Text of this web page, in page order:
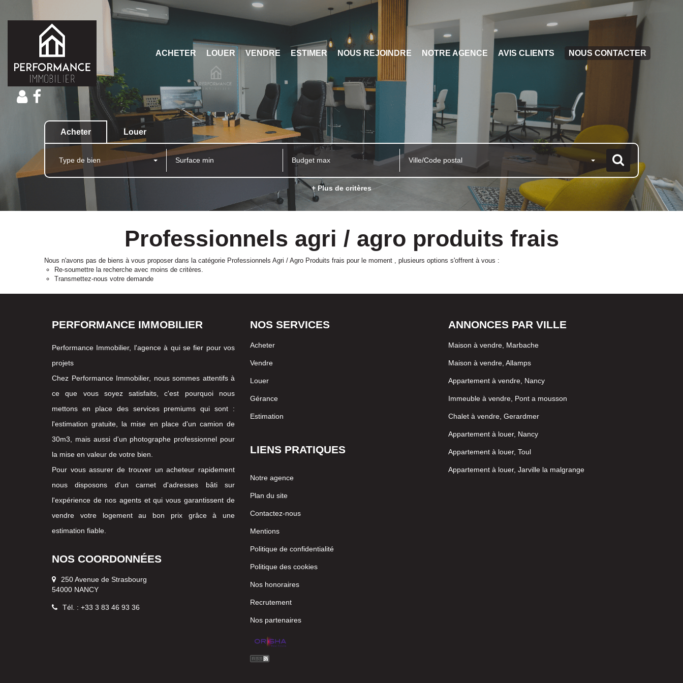
ACHETER LOUER VENDRE ESTIMER NOUS REJOINDRE NOTRE AGENCE AVIS CLIENTS NOUS CONTACTER
Acheter Louer
Type de bien Ville/Code postal
+ Plus de critères
Professionnels agri / agro produits frais
Nous n'avons pas de biens à vous proposer dans la catégorie Professionnels Agri / Agro Produits frais pour le moment , plusieurs options s'offrent à vous :
Re-soumettre la recherche avec moins de critères.
Transmettez-nous votre demande
PERFORMANCE IMMOBILIER
Performance Immobilier, l'agence à qui se fier pour vos
projets
Chez Performance Immobilier, nous sommes attentifs à
ce que vous soyez satisfaits, c'est pourquoi nous
mettons en place des services premiums qui sont :
l'estimation gratuite, la mise en place d'un camion de
30m3, mais aussi d'un photographe professionnel pour
la mise en valeur de votre bien.
Pour vous assurer de trouver un acheteur rapidement
nous disposons d'un carnet d'adresses bâti sur
l'expérience de nos agents et qui vous garantissent de
vendre votre logement au bon prix grâce à une
estimation fiable.
NOS COORDONNÉES
250 Avenue de Strasbourg
54000 NANCY
Tél. : +33 3 83 46 93 36
NOS SERVICES
Acheter
Vendre
Louer
Gérance
Estimation
LIENS PRATIQUES
Notre agence
Plan du site
Contactez-nous
Mentions
Politique de confidentialité
Politique des cookies
Nos honoraires
Recrutement
Nos partenaires
ANNONCES PAR VILLE
Maison à vendre, Marbache
Maison à vendre, Allamps
Appartement à vendre, Nancy
Immeuble à vendre, Pont a mousson
Chalet à vendre, Gerardmer
Appartement à louer, Nancy
Appartement à louer, Toul
Appartement à louer, Jarville la malgrange